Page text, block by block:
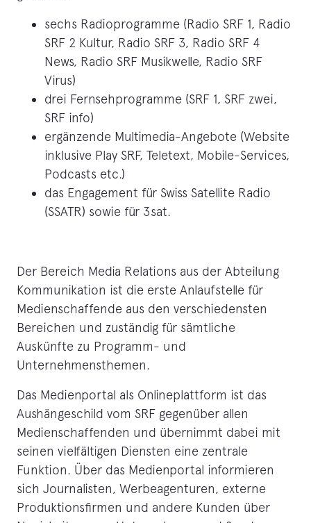
sechs Radioprogramme (Radio SRF 1, Radio
SRF 2 Kultur, Radio SRF 3, Radio SRF 4
News, Radio SRF Musikwelle, Radio SRF
Virus)
drei Fernsehprogramme (SRF 1, SRF zwei,
SRF info)
ergänzende Multimedia-Angebote (Website
inklusive Play SRF, Teletext, Mobile-Services,
Podcasts etc.)
das Engagement für Swiss Satellite Radio
(SSATR) sowie für 3sat.
Der Bereich Media Relations aus der Abteilung
Kommunikation ist die erste Anlaufstelle für
Medienschaffende aus den verschiedensten
Bereichen und zuständig für sämtliche
Auskünfte zu Programm- und
Unternehmensthemen.
Das Medienportal als Onlineplattform ist das
Aushängeschild vom SRF gegenüber allen
Medienschaffenden und übernimmt dabei mit
seinen vielfältigen Diensten eine zentrale
Funktion. Über das Medienportal informieren
sich Journalisten, Werbeagenturen, externe
Produktionsfirmen und andere Kunden über